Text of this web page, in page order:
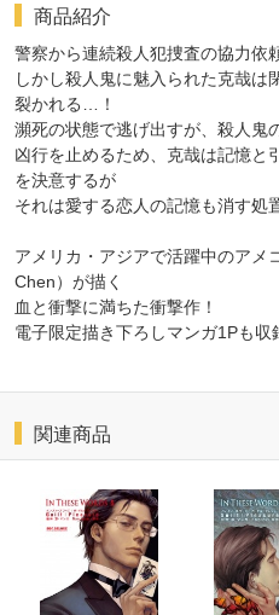
商品紹介
警察から連続殺人犯捜査の協力依
しかし殺人鬼に魅入られた克哉は
裂かれる…！
瀕死の状態で逃げ出すが、殺人鬼
凶行を止めるため、克哉は記憶と
を決意するが
それは愛する恋人の記憶も消す処
アメリカ・アジアで活躍中のアメ
Chen）が描く
血と衝撃に満ちた衝撃作！
電子限定描き下ろしマンガ1Pも収
関連商品